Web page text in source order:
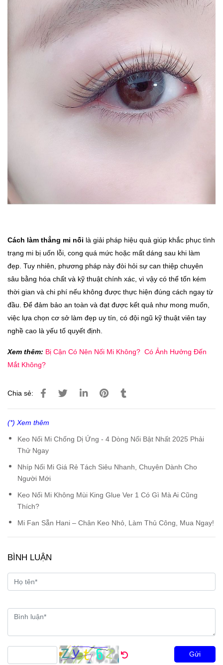
Cách làm thẳng mi nối là giải pháp hiệu quả giúp khắc phục tình
trạng mi bị uốn lỗi, cong quá mức hoặc mất dáng sau khi làm
đẹp. Tuy nhiên, phương pháp này đòi hỏi sự can thiệp chuyên
sâu bằng hóa chất và kỹ thuật chính xác, vì vậy có thể tốn kém
thời gian và chi phí nếu không được thực hiện đúng cách ngay từ
đầu. Để đảm bảo an toàn và đạt được kết quả như mong muốn,
việc lựa chọn cơ sở làm đẹp uy tín, có đội ngũ kỹ thuật viên tay
nghề cao là yếu tố quyết định.
Xem thêm: Bị Cận Có Nên Nối Mi Không? Có Ảnh Hưởng Đến
Mắt Không?
Chia sẻ:
(*) Xem thêm
Keo Nối Mi Chống Dị Ứng - 4 Dòng Nổi Bật Nhất 2025 Phải
Thử Ngay
Nhíp Nối Mi Giá Rẻ Tách Siêu Nhanh, Chuyên Dành Cho
Người Mới
Keo Nối Mi Không Mùi King Glue Ver 1 Có Gì Mà Ai Cũng
Thích?
Mi Fan Sẵn Hani – Chân Keo Nhỏ, Làm Thủ Công, Mua Ngay!
BÌNH LUẬN
Gửi